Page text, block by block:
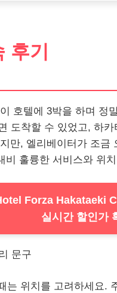
후기
호텔에 3박을 하며 정
도착할 수 있었고, 하
만, 엘리베이터가 조금
비 훌륭한 서비스와 위
Forza Hakataeki
실시간 할인가
문구
는 위치를 고려하세요.